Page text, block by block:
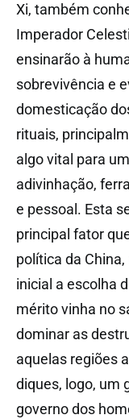
Xi, também
Imperador
ensinarão à
sobrevivência e
domesticação
rituais,
algo vital para
adivinhação,
e pessoal. Esta
principal fator
política da
inicial a escolha
mérito vinha no
dominar as
aquelas regiões
diques, logo, um
governo dos